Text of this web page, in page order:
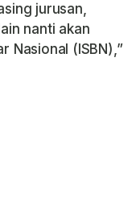
jurusan,
nanti akan
Nasional (ISBN),”